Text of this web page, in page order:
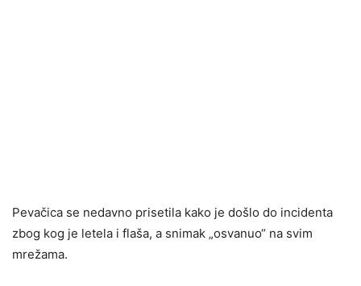
Pevačica se nedavno prisetila kako je došlo do incidenta
zbog kog je letela i flaša, a snimak „osvanuo“ na svim
mrežama.